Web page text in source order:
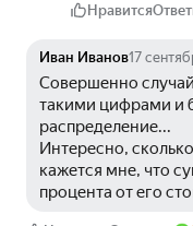
Нравится
Иван Иванов17
Совершенно
такими цифрами и
распределение...
Интересно,
кажется мне, что
процента от его